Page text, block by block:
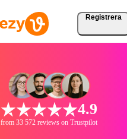
Registrera
4.9
from 33 572 reviews on Trustpilot